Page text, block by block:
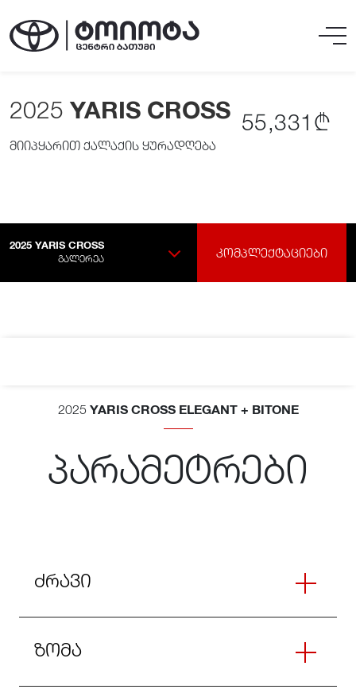
2025 YARIS CROSS
მიიპყარით ქალაქის ყურადღება
55,331₾
2025 YARIS CROSS
ᲒᲐᲚᲔᲠᲔᲐ
ᲙᲝᲛᲞᲚᲔᲥᲢᲐᲪᲘᲔᲑᲘ
2025 YARIS CROSS ELEGANT + BITONE
პარამეტრები
ძრავი
ზომა